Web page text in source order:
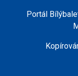
Portál